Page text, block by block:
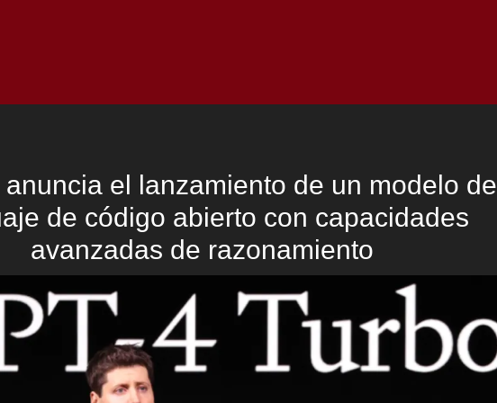
anuncia el lanzamiento de un modelo de
de código abierto con capacidades
avanzadas de razonamiento